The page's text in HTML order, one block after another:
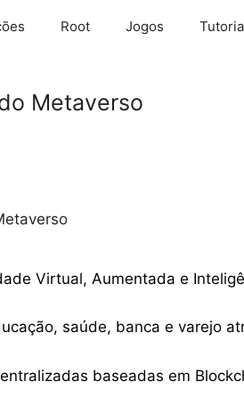
Root Jogos
Metaverso
Virtual, Aumentada e
saúde, banca e varejo
baseadas em